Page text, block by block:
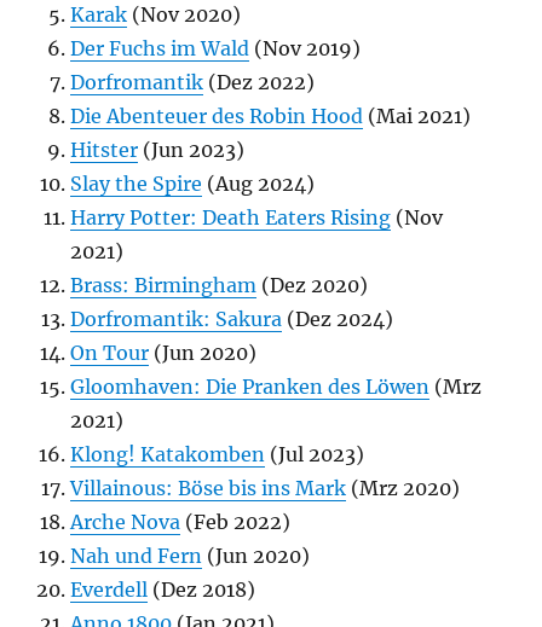
Karak (Nov 2020)
Der Fuchs im Wald (Nov 2019)
Dorfromantik (Dez 2022)
Die Abenteuer des Robin Hood (Mai 2021)
Hitster (Jun 2023)
Slay the Spire (Aug 2024)
Harry Potter: Death Eaters Rising (Nov
2021)
Brass: Birmingham (Dez 2020)
Dorfromantik: Sakura (Dez 2024)
On Tour (Jun 2020)
Gloomhaven: Die Pranken des Löwen (Mrz
2021)
Klong! Katakomben (Jul 2023)
Villainous: Böse bis ins Mark (Mrz 2020)
Arche Nova (Feb 2022)
Nah und Fern (Jun 2020)
Everdell (Dez 2018)